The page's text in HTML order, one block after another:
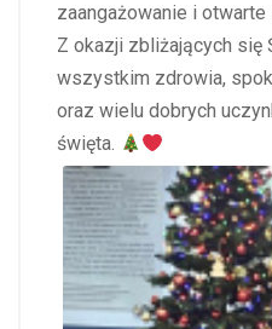
zaangażowanie i otwarte
Z okazji zbliżających się
wszystkim zdrowia,
oraz wielu dobrych
święta.